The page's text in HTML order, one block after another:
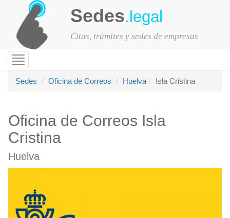
Sedes.legal
Citas, trámites y sedes de empresas
Toggle
navigation
Sedes
Oficina de Correos Huelva Isla Cristina
Oficina de Correos Isla
Cristina
Huelva